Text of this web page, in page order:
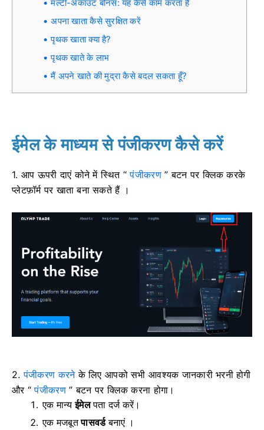
मल्टी-अकाउंट बोनस: यह कैसे काम करता है
अपना खाता कैसे सुरक्षित करें
पृथक खाता क्या है?
पृथक खाते के लाभ
मैं अपने खाते की मुद्रा कैसे बदल सकता हूँ?
ईमेल के माध्यम से पंजीकरण कैसे करें
1. आप ऊपरी दाएं कोने में स्थित “पंजीकरण” बटन पर क्लिक करके
प्लेटफ़ॉर्म पर खाता बना सकते हैं ।
2.पंजीकरण करनेके लिए आपको सभी आवश्यक जानकारी भरनी होगी
और “पंजीकरण” बटन पर क्लिक करना होगा।
एक मान्यईमेलपता दर्ज करें।
एक मजबूतपासवर्डबनाएं ।